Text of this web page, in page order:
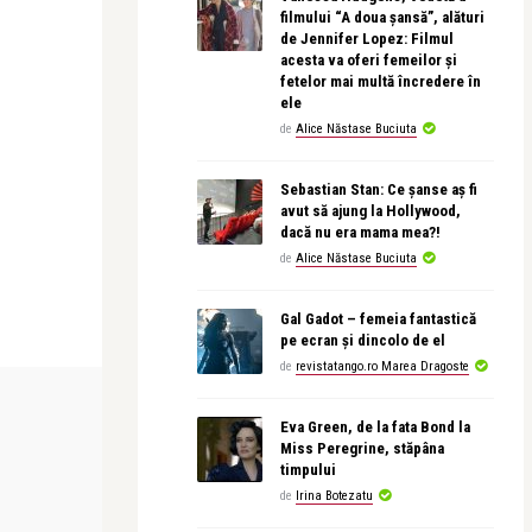
Nichita Stănescu – Cântec
filmului “A doua șansă”, alături
de Jennifer Lopez: Filmul
acesta va oferi femeilor și
fetelor mai multă încredere în
ele
de Alice Năstase Buciuta
Sebastian Stan: Ce șanse aș fi
avut să ajung la Hollywood,
dacă nu era mama mea?!
de Alice Năstase Buciuta
Gal Gadot – femeia fantastică
pe ecran și dincolo de el
de revistatango.ro Marea Dragoste
Eva Green, de la fata Bond la
Miss Peregrine, stăpâna
timpului
de Irina Botezatu